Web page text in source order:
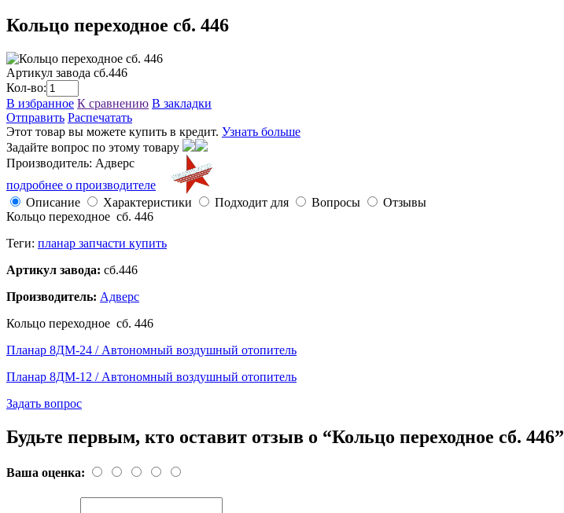
Кольцо переходное сб. 446
Артикул завода сб.446
Кол-во:
В избранное К сравнению В закладки
Отправить Распечатать
Этот товар вы можете купить в кредит. Узнать больше
Задайте вопрос по этому товару
Производитель: Адверс
подробнее о производителе
Описание
Характеристики Подходит для Вопросы
Отзывы
Кольцо переходное сб. 446
Теги: планар запчасти купить
Артикул завода: сб.446
Производитель: Адверс
Кольцо переходное сб. 446
Планар 8ДМ-24 / Автономный воздушный отопитель
Планар 8ДМ-12 / Автономный воздушный отопитель
Задать вопрос
Будьте первым, кто оставит отзыв о “Кольцо переходное сб. 446”
Ваша оценка: